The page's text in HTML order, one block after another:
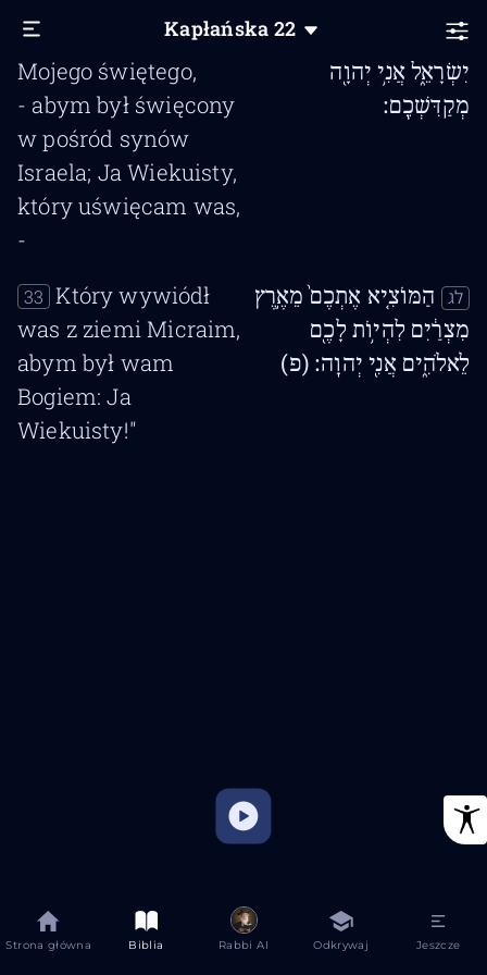
Kapłańska 22
קָדְשִׁ֔י וְנִ֨קְדַּשְׁתִּ֔י בְּת֖וֹךְ בְּנֵ֣י
יִשְׂרָאֵ֑ל אֲנִ֥י יְהוָ֖ה
מְקַדִּשְׁכֶֽם׃
znieważajcie imienia
Mojego świętego,
- abym był święcony
w pośród synów
Israela; Ja Wiekuisty,
który uświęcam was,
-
לג
הַמּוֹצִ֤יא אֶתְכֶם֙ מֵאֶ֣רֶץ
מִצְרַ֔יִם לִהְי֥וֹת לָכֶ֖ם
לֵאלֹהִ֑ים אֲנִ֖י יְהוָֽה׃ (פ)
33 Który wywiódł
was z ziemi Micraim,
abym był wam
Bogiem: Ja
Wiekuisty!"
Strona główna Biblia Rabbi AI Odkrywaj Jeszcze